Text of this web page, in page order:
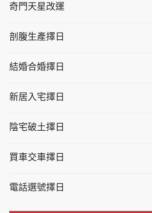
奇門天星改運
剖腹生產擇日
結婚合婚擇日
新居入宅擇日
陰宅破土擇日
買車交車擇日
電話選號擇日